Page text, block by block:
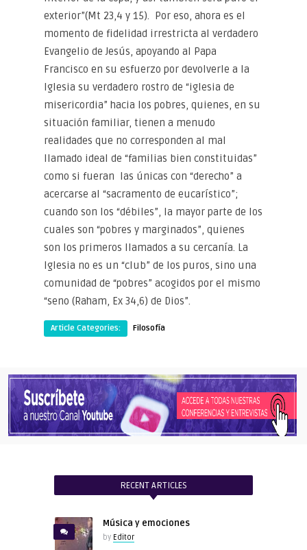
exterior”(Mt 23,4 y 15). Por eso, ahora es el
momento de fidelidad irrestricta al verdadero
Evangelio de Jesús, apoyando al Papa
Francisco en su esfuerzo por devolverle a la
Iglesia su verdadero rostro de “iglesia de
misericordia” hacia los pobres, quienes, en su
situación familiar, tienen a menudo
realidades que no corresponden al mal
llamado ideal de “familias bien constituidas”
como si fueran las únicas con “derecho” a
acercarse al “sacramento de eucarístico”;
cuando son los “débiles”, la mayor parte de los
cuales son “pobres y marginados”, quienes
son los primeros llamados a su cercanía. La
Iglesia no es un “club” de los puros, sino una
comunidad de “pobres” acogidos por el mismo
“seno (Raham, Ex 34,6) de Dios”.
Article Categories: Filosofía
RECENT ARTICLES
Música y emociones
by Editor